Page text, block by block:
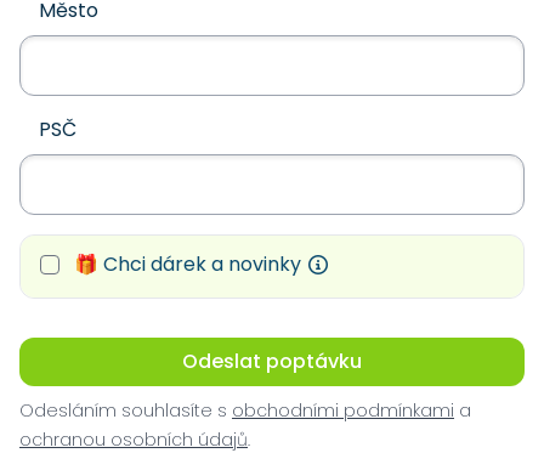
Město
PSČ
🎁 Chci dárek a novinky
Odeslat poptávku
Odesláním souhlasíte s obchodními podmínkami a
ochranou osobních údajů.